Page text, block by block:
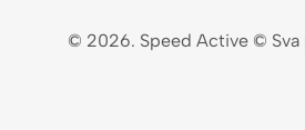
© 2026. Speed Active © Sva